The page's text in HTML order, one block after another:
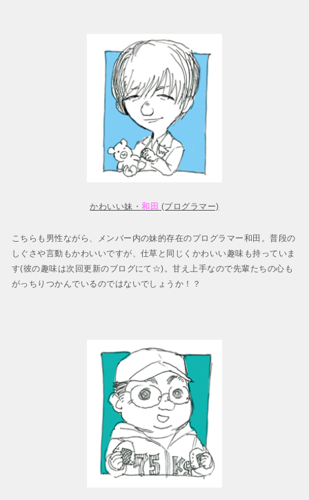
かわいい妹・和田 (プログラマー)
こちらも男性ながら、メンバー内の妹的存在のプログラマー和田。普段の
しぐさや言動もかわいいですが、仕草と同じくかわいい趣味も持っていま
す(彼の趣味は次回更新のブログにて☆)。甘え上手なので先輩たちの心も
がっちりつかんでいるのではないでしょうか！？